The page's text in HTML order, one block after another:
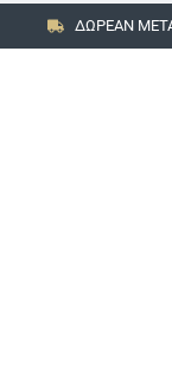
ΔΩΡΕΑΝ